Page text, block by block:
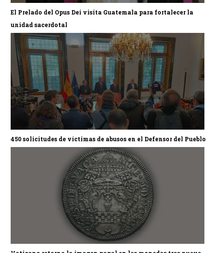
El Prelado del Opus Dei visita Guatemala para fortalecer la
unidad sacerdotal
450 solicitudes de víctimas de abusos en el Defensor del Pueblo